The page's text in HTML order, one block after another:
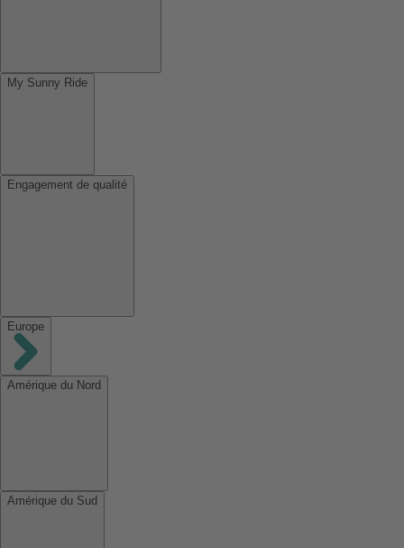
My Sunny Ride
Engagement de qualité
Europe
Amérique du Nord
Amérique du Sud